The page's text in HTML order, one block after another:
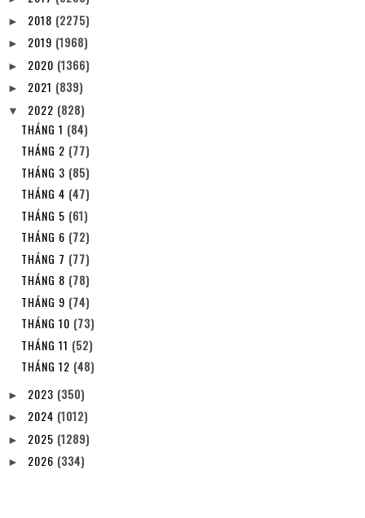
► 2018 (2275)
► 2019 (1968)
► 2020 (1366)
► 2021 (839)
▼ 2022 (828)
THÁNG 1 (84)
THÁNG 2 (77)
THÁNG 3 (85)
THÁNG 4 (47)
THÁNG 5 (61)
THÁNG 6 (72)
THÁNG 7 (77)
THÁNG 8 (78)
THÁNG 9 (74)
THÁNG 10 (73)
THÁNG 11 (52)
THÁNG 12 (48)
► 2023 (350)
► 2024 (1012)
► 2025 (1289)
► 2026 (334)